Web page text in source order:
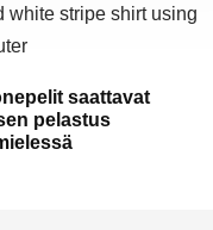
saattavat
pelastus